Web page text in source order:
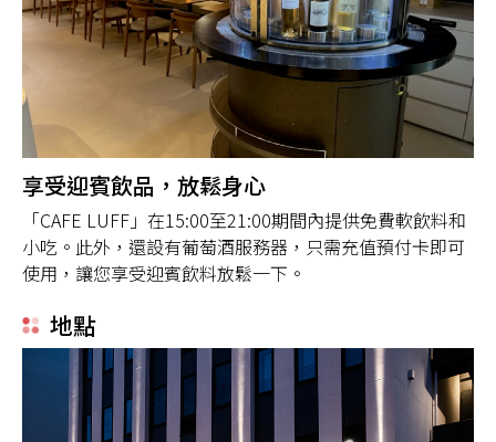
享受迎賓飲品，放鬆身心
「CAFE LUFF」在15:00至21:00期間內提供免費軟飲料和
小吃。此外，還設有葡萄酒服務器，只需充值預付卡即可
使用，讓您享受迎賓飲料放鬆一下。
地點